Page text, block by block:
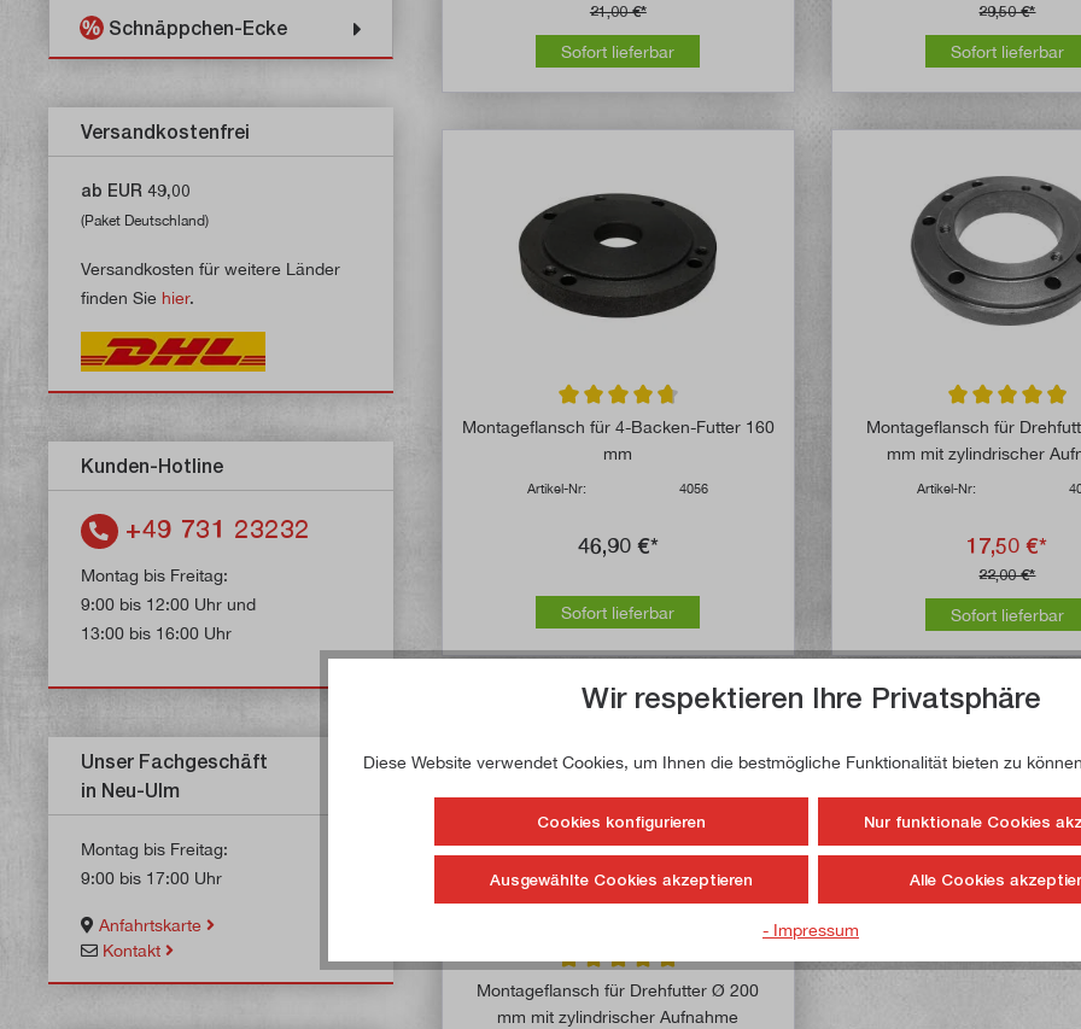
Schnäppchen-Ecke
Versandkostenfrei
ab EUR 49,00
(Paket Deutschland)
Versandkosten für weitere Länder
finden Sie hier.
Kunden-Hotline
+49 731 23232
Montag bis Freitag:
9:00 bis 12:00 Uhr und
13:00 bis 16:00 Uhr
Unser Fachgeschäft
in Neu-Ulm
Montag bis Freitag:
9:00 bis 17:00 Uhr
Anfahrtskarte
Kontakt
21,00 €*
Sofort lieferbar
29,50 €*
Sofort lieferbar
Durchschnittliche Bewertung von 4.6 von 5 Sternen
Montageflansch für 4-Backen-Futter 160
mm
Artikel-Nr: 4056
46,90 €*
Sofort lieferbar
Montageflansch für
mm mit zylindrischer
Artikel-Nr:
17,50 €*
22,00 €*
Sofort lieferbar
Durchschnittliche Bewertung von 5 von 5 Sternen
Montageflansch für Drehfutter Ø 200
mm mit zylindrischer Aufnahme
Wir respektieren Ihre Privatsphäre
Diese Website verwendet Cookies, um Ihnen die bestmögliche Funktionalität bieten zu
Cookies konfigurieren Nur funktionale Cookies
Ausgewählte Cookies akzeptieren Alle Cookies
- Impressum